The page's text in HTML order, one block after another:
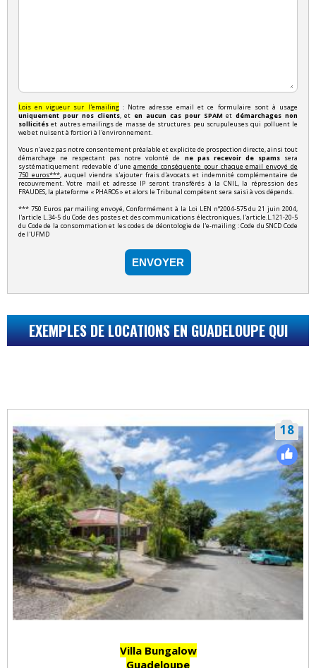
Lois en vigueur sur l'emailing: Notre adresse email et ce formulaire sont à usage
uniquement pour nos clients, et en aucun cas pour SPAM etdémarchages non
sollicités et autres emailings de masse de structures peu scrupuleuses qui polluent le
web et nuisent à fortiori à l'environnement.
Vous n'avez pas notre consentement préalable et explicite de prospection directe, ainsi tout
démarchage ne respectant pas notre volonté de ne pas recevoir de spamssera
systématiquement redevable d'uneamende conséquente pour chaque email envoyé de
750 euros***, auquel viendra s'ajouter frais d'avocats et indemnité complémentaire de
recouvrement. Votre mail et adresse IP seront transférés à la CNIL, la répression des
FRAUDES, la plateforme « PHAROS » et alors le Tribunal compétent sera saisi à vos dépends.
*** 750 Euros par mailing envoyé, Conformément à la Loi LEN n°2004-575 du 21 juin 2004,
l'article L.34-5 du Code des postes et des communications électroniques, l'article.L.121-20-5
du Code de la consommation et les codes de déontologie de l'e-mailing : Code du SNCD Code
de l'UFMD
ENVOYER
EXEMPLES DE LOCATIONS EN GUADELOUPE QUI
18
Villa Bungalow
Guadeloupe